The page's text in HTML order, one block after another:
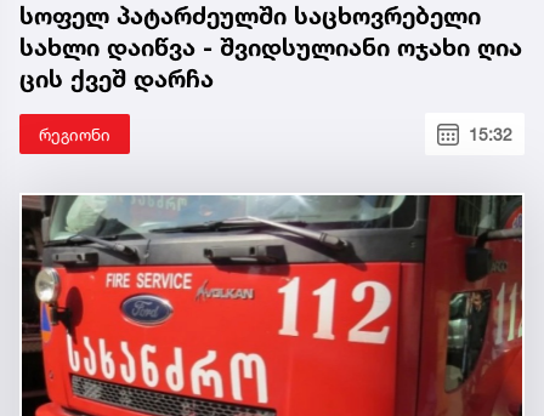
სოფელ პატარძეულში საცხოვრებელი
სახლი დაიწვა - შვიდსულიანი ოჯახი ღია
ცის ქვეშ დარჩა
რეგიონი 15:32